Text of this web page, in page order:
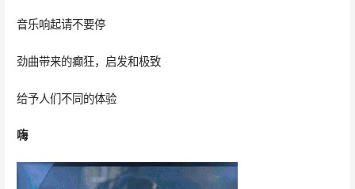
音乐响起请不要停
劲曲带来的癫狂，启发和极致
给予人们不同的体验
嗨